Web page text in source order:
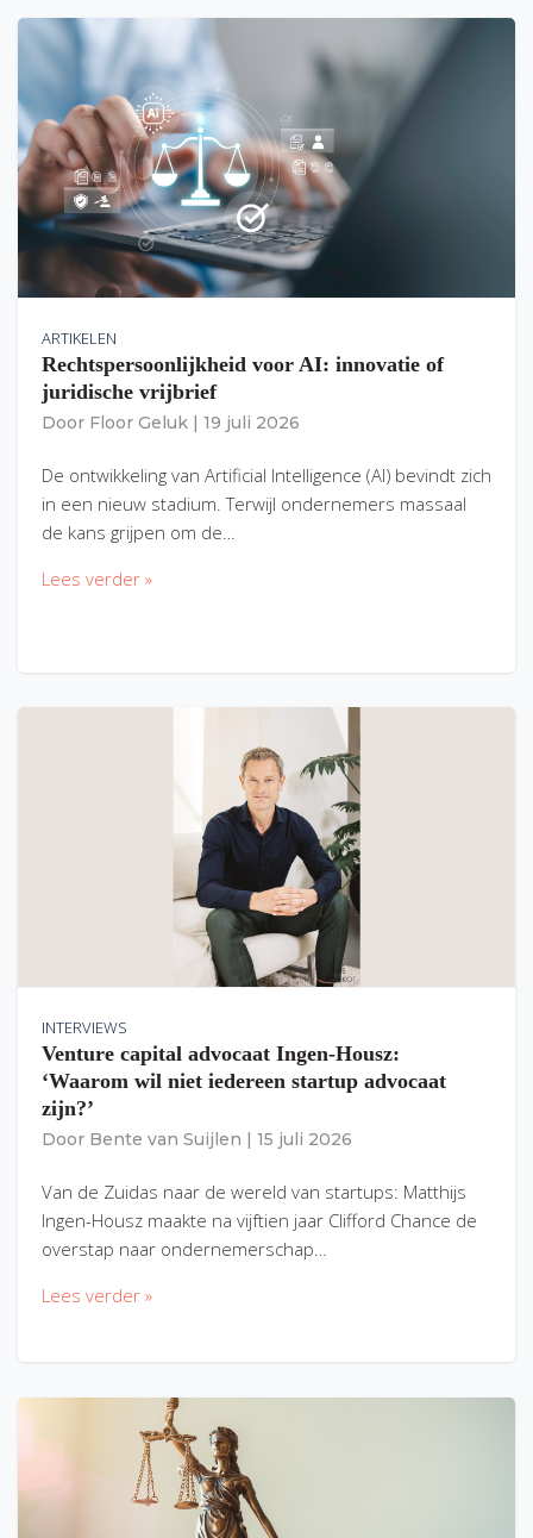
ARTIKELEN
Rechtspersoonlijkheid voor AI: innovatie of
juridische vrijbrief
Door Floor Geluk 19 juli 2026
De ontwikkeling van Artificial Intelligence (AI) bevindt zich
in een nieuw stadium. Terwijl ondernemers massaal
de kans grijpen om de…
Lees verder »
INTERVIEWS
Venture capital advocaat Ingen-Housz:
‘Waarom wil niet iedereen startup advocaat
zijn?’
Door Bente van Suijlen 15 juli 2026
Van de Zuidas naar de wereld van startups: Matthijs
Ingen-Housz maakte na vijftien jaar Clifford Chance de
overstap naar ondernemerschap…
Lees verder »